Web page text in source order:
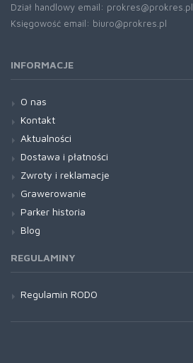
Dział handlowy email: prokres@prokres.pl
Księgowość email: biuro@prokres.pl
INFORMACJE
O nas
Kontakt
Aktualności
Dostawa i płatności
Zwroty i reklamacje
Grawerowanie
Parker historia
Blog
REGULAMINY
Regulamin RODO